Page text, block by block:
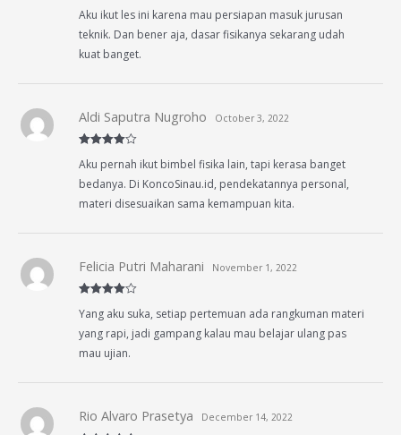
out of 5
Aku ikut les ini karena mau persiapan masuk jurusan
teknik. Dan bener aja, dasar fisikanya sekarang udah
kuat banget.
out of 5
Aldi Saputra Nugroho October 3, 2022
Aku pernah ikut bimbel fisika lain, tapi kerasa banget
bedanya. Di KoncoSinau.id, pendekatannya personal,
materi disesuaikan sama kemampuan kita.
out of 5
Felicia Putri Maharani November 1, 2022
Yang aku suka, setiap pertemuan ada rangkuman materi
yang rapi, jadi gampang kalau mau belajar ulang pas
mau ujian.
Rio Alvaro Prasetya December 14, 2022